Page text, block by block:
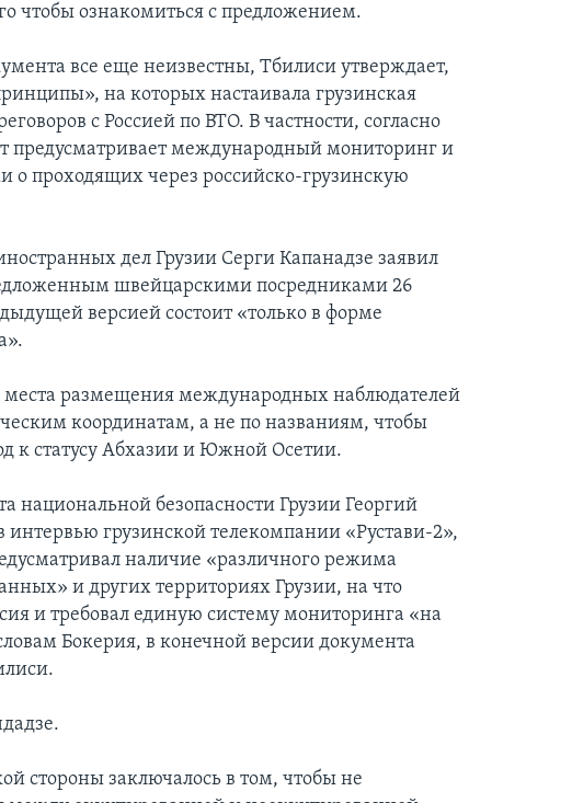
чтобы ознакомиться с предложением.
все еще неизвестны, Тбилиси утверждает,
на которых настаивала грузинская
с Россией по ВТО. В частности, согласно
предусматривает международный мониторинг и
проходящих через российско-грузинскую
дел Грузии Серги Капанадзе заявил
швейцарскими посредниками 26
версией состоит «только в форме
места размещения международных наблюдателей
координатам, а не по названиям, чтобы
к статусу Абхазии и Южной Осетии.
национальной безопасности Грузии Георгий
интервью грузинской телекомпании «Рустави-2»,
наличие «различного режима
и других территориях Грузии, на что
и требовал единую систему мониторинга «на
Бокерия, в конечной версии документа
стороны заключалось в том, чтобы не